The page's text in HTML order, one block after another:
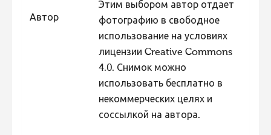
Автор
Этим выбором автор отдает
фотографию в свободное
использование на условиях
лицензии Creative Commons
4.0. Снимок можно
использовать бесплатно в
некоммерческих целях и
соссылкой на автора.